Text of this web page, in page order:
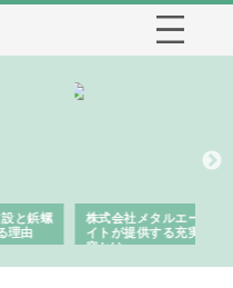
株式会社メタルエースの企業サ
イトが提供する充実した情報内
容とは